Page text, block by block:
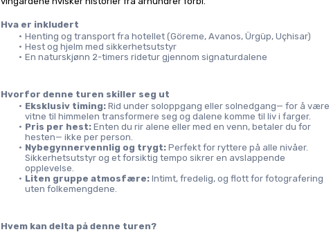
Hva er inkludert
Henting og transport fra hotellet (Göreme, Avanos, Ürgüp, Uçhisar)
Hest og hjelm med sikkerhetsutstyr
En naturskjønn 2-timers ridetur gjennom signaturdalene
Hvorfor denne turen skiller seg ut
Eksklusiv timing: Rid under soloppgang eller solnedgang— for å være
vitne til himmelen transformere seg og dalene komme til liv i farger.
Pris per hest: Enten du rir alene eller med en venn, betaler du for
hesten— ikke per person.
Nybegynnervennlig og trygt: Perfekt for ryttere på alle nivåer.
Sikkerhetsutstyr og et forsiktig tempo sikrer en avslappende
opplevelse.
Liten gruppe atmosfære: Intimt, fredelig, og flott for fotografering
uten folkemengdene.
Hvem kan delta på denne turen?